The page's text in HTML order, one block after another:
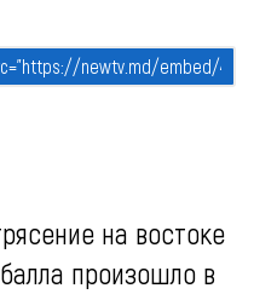
на востоке
произошло в